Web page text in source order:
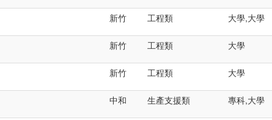
新竹 工程類 大學,大學
新竹 工程類 大學
新竹 工程類 大學
中和 生產支援類 專科,大學